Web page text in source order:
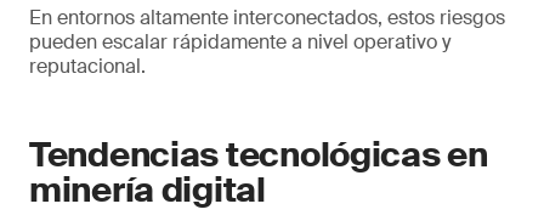
En entornos altamente interconectados, estos riesgos
pueden escalar rápidamente a nivel operativo y
reputacional.
Tendencias tecnológicas en
minería digital